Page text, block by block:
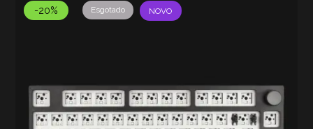
-20% Esgotado NOVO